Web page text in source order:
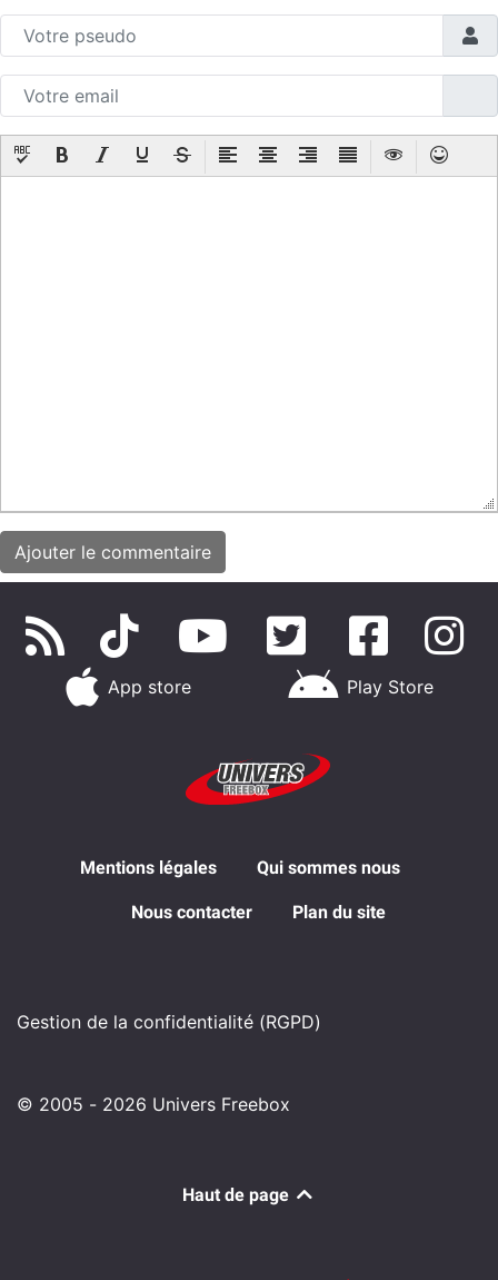
App store Play Store
Mentions légales Qui sommes nous
Nous contacter Plan du site
Gestion de la confidentialité (RGPD)
© 2005 - 2026 Univers Freebox
Haut de page